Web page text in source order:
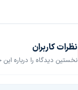
نظرات کاربران
نخستین دیدگاه را درباره